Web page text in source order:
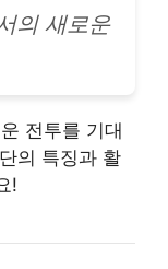
의 새로운
전투를 기대
의 특징과 활
!